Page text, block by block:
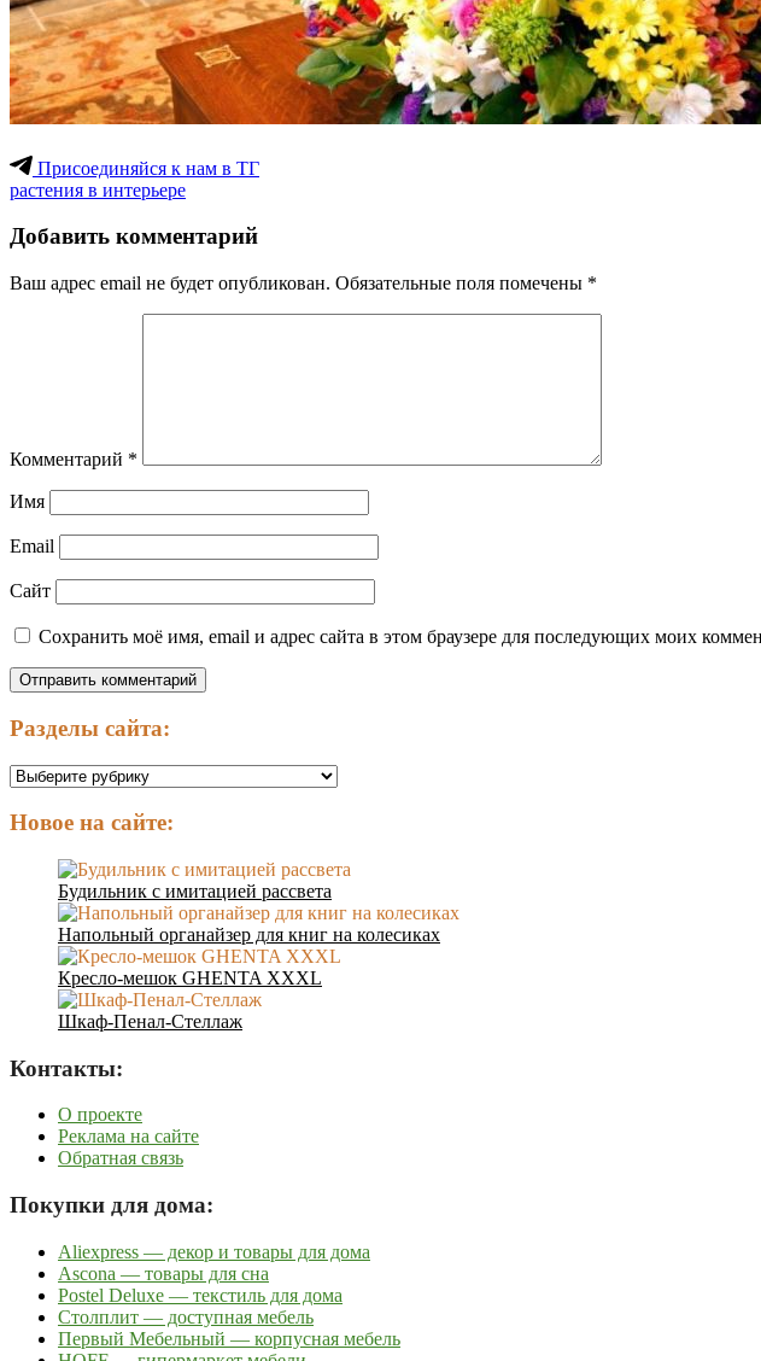
Присоединяйся к нам в ТГ
растения в интерьере
Добавить комментарий
Ваш адрес email не будет опубликован. Обязательные поля помечены *
Комментарий *
Имя
Email
Сайт
Сохранить моё имя, email и адрес сайта в этом браузере для последующих моих
Разделы сайта:
Разделы
Новое на сайте:
Будильник с имитацией рассвета
Напольный органайзер для книг на колесиках
Кресло-мешок GHENTA XXXL
Шкаф-Пенал-Стеллаж
Контакты:
О проекте
Реклама на сайте
Обратная связь
Покупки для дома:
Aliexpress — декор и товары для дома
Ascona — товары для сна
Postel Deluxe — текстиль для дома
Столплит — доступная мебель
Первый Мебельный — корпусная мебель